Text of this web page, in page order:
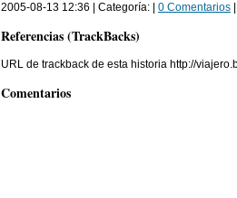
2005-08-13 12:36 | Categoría: | 0 Comentarios|
Referencias (TrackBacks)
URL de trackback de esta historia http://
Comentarios